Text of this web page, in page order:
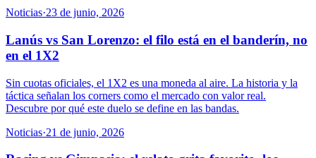
Noticias·23 de junio, 2026
Lanús vs San Lorenzo: el filo está en el banderín, no
en el 1X2
Sin cuotas oficiales, el 1X2 es una moneda al aire. La historia y la
táctica señalan los corners como el mercado con valor real.
Descubre por qué este duelo se define en las bandas.
Noticias·21 de junio, 2026